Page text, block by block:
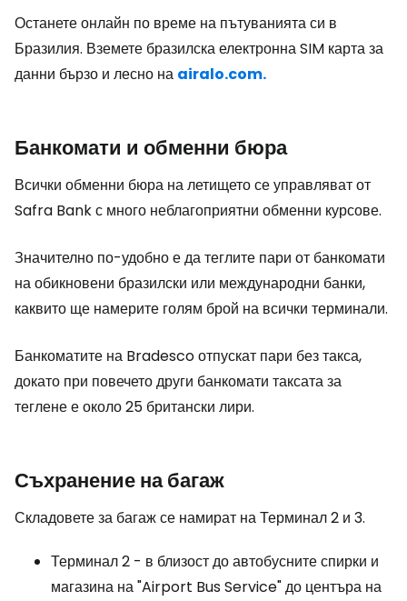
Останете онлайн по време на пътуванията си в
Бразилия. Вземете бразилска електронна SIM карта за
данни бързо и лесно на airalo.com.
Банкомати и обменни бюра
Всички обменни бюра на летището се управляват от
Safra Bank с много неблагоприятни обменни курсове.
Значително по-удобно е да теглите пари от банкомати
на обикновени бразилски или международни банки,
каквито ще намерите голям брой на всички терминали.
Банкоматите на Bradesco отпускат пари без такса,
докато при повечето други банкомати таксата за
теглене е около 25 британски лири.
Съхранение на багаж
Складовете за багаж се намират на Терминал 2 и 3.
Терминал 2 - в близост до автобусните спирки и
магазина на "Airport Bus Service" до центъра на